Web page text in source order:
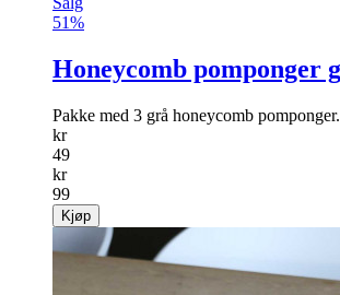
51%
Honeycomb pomponger
Pakke med 3 grå honeycomb pomponger.
kr
49
kr
99
Kjøp